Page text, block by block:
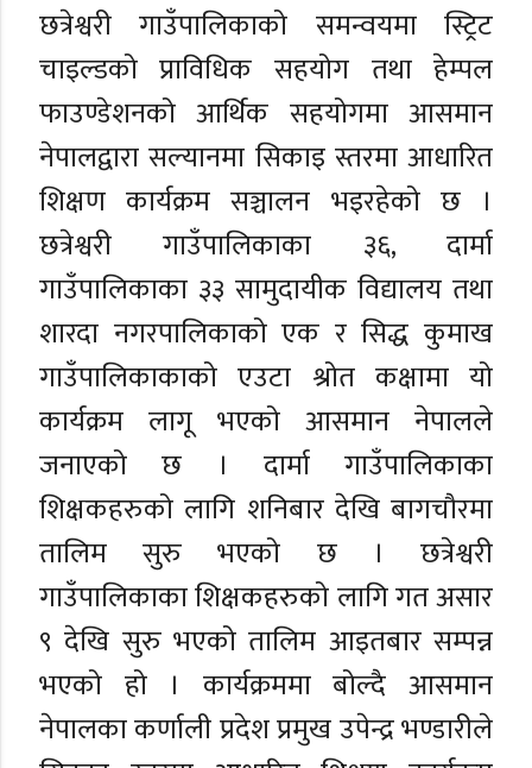
छत्रेश्वरी गाउँपालिकाको समन्वयमा स्ट्रिट
चाइल्डको प्राविधिक सहयोग तथा हेम्पल
फाउण्डेशनको आर्थिक सहयोगमा आसमान
नेपालद्वारा सल्यानमा सिकाइ स्तरमा आधारित
शिक्षण कार्यक्रम सञ्चालन भइरहेको छ ।
छत्रेश्वरी गाउँपालिकाका ३६, दार्मा
गाउँपालिकाका ३३ सामुदायीक विद्यालय तथा
शारदा नगरपालिकाको एक र सिद्ध कुमाख
गाउँपालिकाकाको एउटा श्रोत कक्षामा यो
कार्यक्रम लागू भएको आसमान नेपालले
जनाएको छ । दार्मा गाउँपालिकाका
शिक्षकहरुको लागि शनिबार देखि बागचौरमा
तालिम सुरु भएको छ । छत्रेश्वरी
गाउँपालिकाका शिक्षकहरुको लागि गत असार
९ देखि सुरु भएको तालिम आइतबार सम्पन्न
भएको हो । कार्यक्रममा बोल्दै आसमान
नेपालका कर्णाली प्रदेश प्रमुख उपेन्द्र भण्डारीले